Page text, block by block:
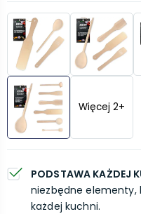
Więcej 2+
PODSTAWA KAŻDEJ
niezbędne elementy,
każdej kuchni.